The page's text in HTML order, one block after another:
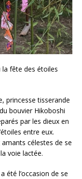
la fête des étoiles
princesse tisserande
bouvier Hikoboshi
par les dieux en
entre eux.
célestes de se
voie lactée.
été l’occasion de se